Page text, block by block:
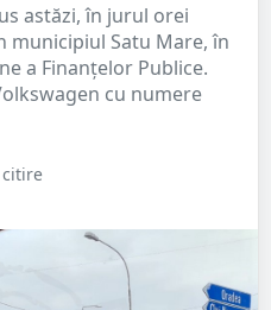
astăzi, în jurul orei
municipiul Satu Mare, în
a Finanțelor Publice.
cu numere